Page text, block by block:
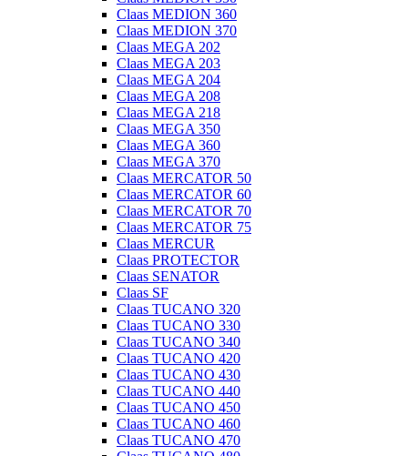
Claas MEDION 360
Claas MEDION 370
Claas MEGA 202
Claas MEGA 203
Claas MEGA 204
Claas MEGA 208
Claas MEGA 218
Claas MEGA 350
Claas MEGA 360
Claas MEGA 370
Claas MERCATOR 50
Claas MERCATOR 60
Claas MERCATOR 70
Claas MERCATOR 75
Claas MERCUR
Claas PROTECTOR
Claas SENATOR
Claas SF
Claas TUCANO 320
Claas TUCANO 330
Claas TUCANO 340
Claas TUCANO 420
Claas TUCANO 430
Claas TUCANO 440
Claas TUCANO 450
Claas TUCANO 460
Claas TUCANO 470